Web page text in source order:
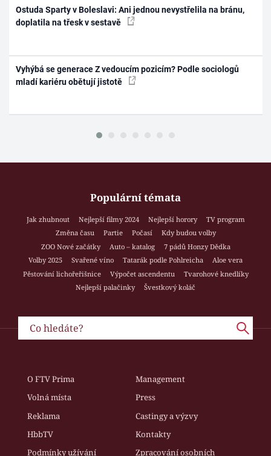
Ostuda Sparty v Boleslavi: Ani jednou nevystřelila na bránu,
doplatila na třesk v sestavě
Vyhýbá se generace Z vedoucím pozicím? Podle sociologů
mladí kariéru obětují jistotě
Populární témata
Jak zhubnout Nejlepší filmy 2024 Nejlepší horory
TV program
Změna času
Partie Počasí
Kdy budou volby
ZOO Nové začátky
Auto – katalog
7 pádů Honzy Dědka
Volby 2025
Svařené víno Tatarák podle Pohlreicha
Aloe vera
Pěstování lichořeřišnice
Výpočet ascendentu
Tvarohové knedlíky
Nejlepší palačinky
Švestkový koláč
O FTV Prima
Management
Volná místa
Press
Reklama
Castingy a výzvy
HbbTV
Kontakty
Podmínky užívání
Zpracování osobních